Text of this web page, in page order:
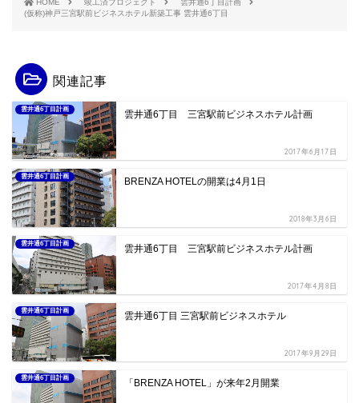
HOME 竣工済プロジェクト
雲井通6丁目計画
(仮称)神戸三宮駅前ビジネスホテル新築工事 雲井通6丁目
関連記事
雲井通6丁目計画 雲井通6丁目 三宮駅前ビジネスホテル計画
2017年6月17日
雲井通6丁目計画 BRENZA HOTELの開業は4月1日
2018年3月6日
雲井通6丁目計画 雲井通6丁目 三宮駅前ビジネスホテル計画
2017年4月8日
雲井通6丁目計画 雲井通6丁目 三宮駅前ビジネスホテル
2017年9月29日
雲井通6丁目計画 「BRENZA HOTEL」が来年2月開業